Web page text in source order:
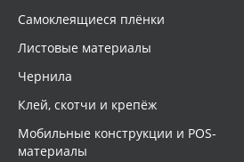
Самоклеящиеся плёнки
Листовые материалы
Чернила
Клей, скотчи и крепёж
Мобильные конструкции и POS-
материалы